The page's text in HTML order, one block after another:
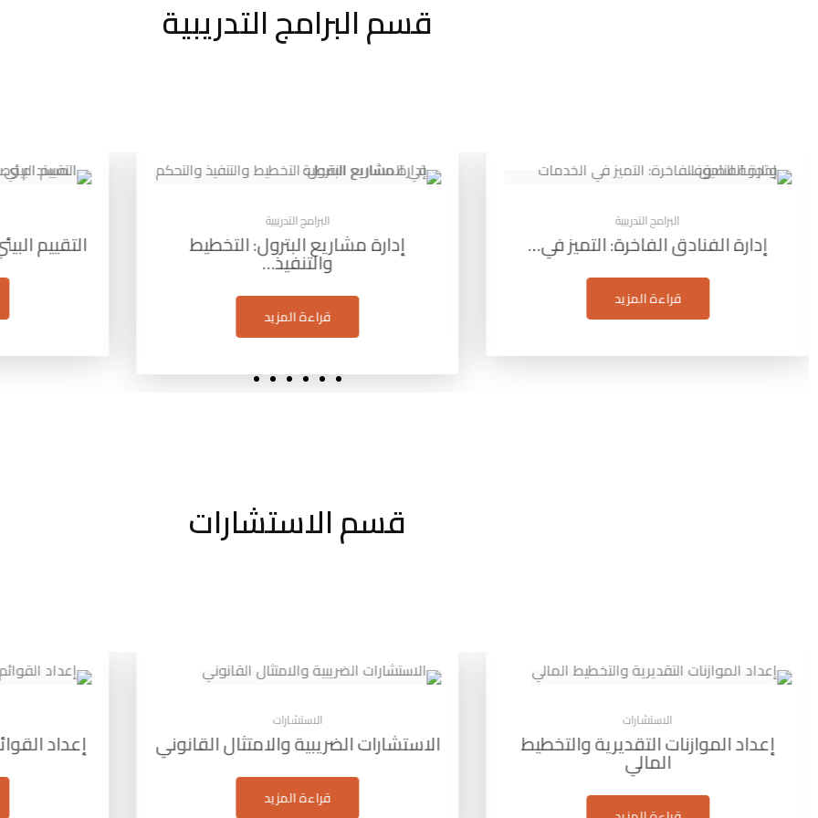
قسم البرامج التدريبية
البرامج التدريبية
إدارة مشاريع البترول: التخطيط
والتنفيذ…
قراءة المزيد
البرامج التدريبية
التقييم البيئي الاستراتيجي (SEA): أداة…
قراءة المزيد
قسم الاستشارات
الاستشارات
الاستشارات الضريبية والامتثال القانوني
قراءة المزيد
الاستشارات
إعداد القوائم المالية والتقارير الختامية
قراءة المزيد